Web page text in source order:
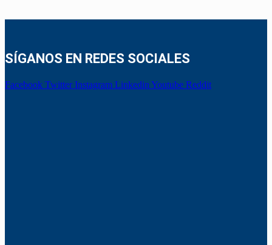
SÍGANOS EN REDES SOCIALES
Facebook Twitter Instagram Linkedin Youtube Reddit